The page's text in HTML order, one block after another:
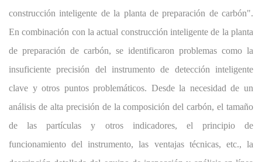
construcción inteligente de la planta de preparación de carbón".
En combinación con la actual construcción inteligente de la planta
de preparación de carbón, se identificaron problemas como la
insuficiente precisión del instrumento de detección inteligente
clave y otros puntos problemáticos. Desde la necesidad de un
análisis de alta precisión de la composición del carbón, el tamaño
de las partículas y otros indicadores, el principio de
funcionamiento del instrumento, las ventajas técnicas, etc., la